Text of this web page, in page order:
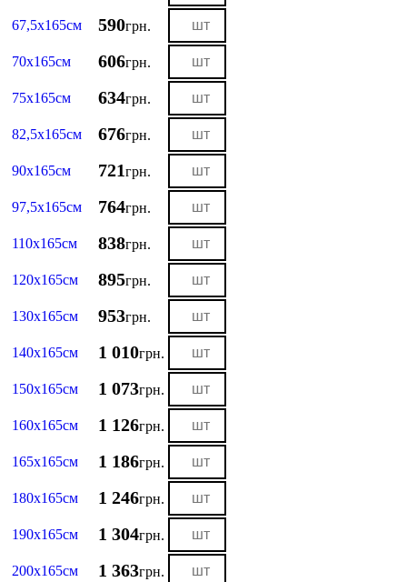
67,5х165см 590грн.
70х165см 606грн.
75х165см 634грн.
82,5х165см 676грн.
90х165см 721грн.
97,5х165см 764грн.
110х165см 838грн.
120х165см 895грн.
130х165см 953грн.
140х165см 1 010грн.
150х165см 1 073грн.
160х165см 1 126грн.
165х165см 1 186грн.
180х165см 1 246грн.
190х165см 1 304грн.
200х165см 1 363грн.